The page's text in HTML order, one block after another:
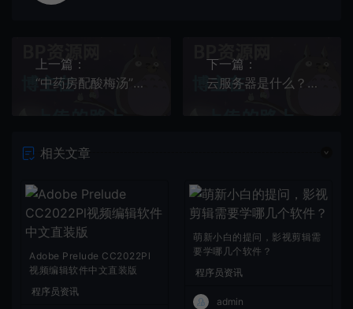
上一篇：
“中药房配酸梅汤”火了，医院服务器被挤爆，网友：更适合中国宝宝体质
下一篇：
云服务器是什么？你需要知道这些基本知识
相关文章
Adobe Prelude CC2022Pl
视频编辑软件中文直装版
程序员资讯
萌新小白的提问，影视剪辑需
要学哪几个软件？
程序员资讯
admin